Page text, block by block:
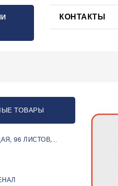
КОНТАКТЫ
ТОВАРЫ
96 ЛИСТОВ,...